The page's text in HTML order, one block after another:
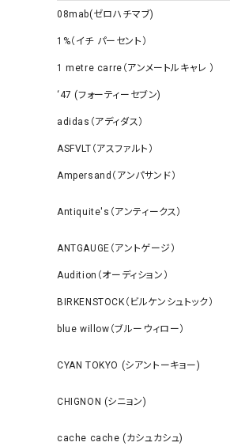
08mab(ゼロハチマブ)
1%（イチ パーセント）
1 metre carre（アンメートルキャレ ）
‘47 (フォーティーセブン)
adidas（アディダス）
ASFVLT（アスファルト）
Ampersand（アンパサンド）
Antiquite's（アンティークス）
ANTGAUGE（アントゲージ）
Audition（オーディション）
BIRKENSTOCK（ビルケンシュトック）
blue willow（ブルーウィロー）
CYAN TOKYO (シアントーキョー)
CHIGNON (シニョン)
cache cache (カシュカシュ)